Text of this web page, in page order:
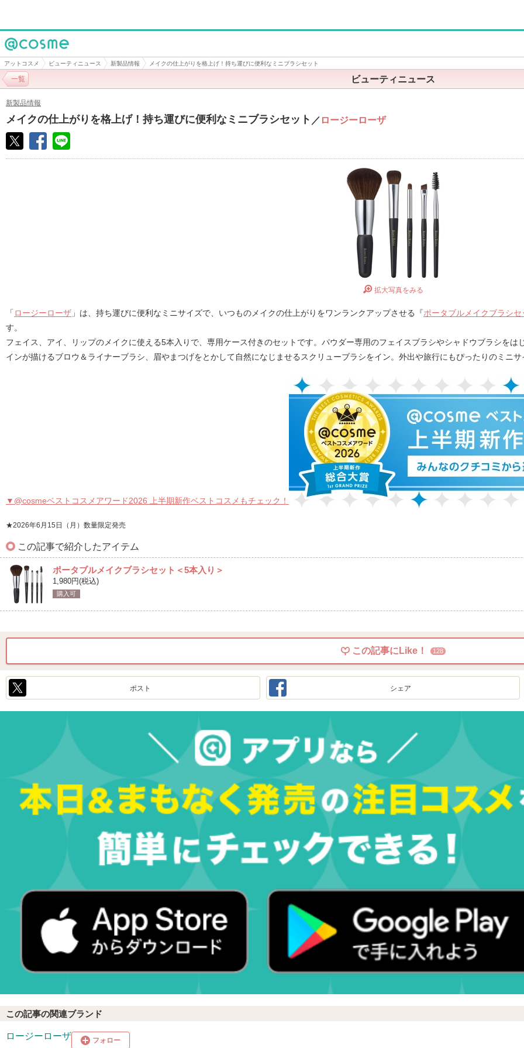
@cosme
アットコスメ ビューティニュース 新製品情報 メイクの仕上がりを格上げ！持ち運びに便利なミニブラシセット
ビューティニュース
一覧
新製品情報
メイクの仕上がりを格上げ！持ち運びに便利なミニブラシセット ／ ロージーローザ
拡大写真をみる
「 ロージーローザ 」は、持ち運びに便利なミニサイズで、いつものメイクの仕上がりをワンランクアップさせる『ポータブルメイクブラシ
す。
フェイス、アイ、リップのメイクに使える5本入りで、専用ケース付きのセットです。パウダー専用のフェイスブラシやシャドウブラシを
インが描けるブロウ＆ライナーブラシ、眉やまつげをとかして自然になじませるスクリューブラシをイン。外出や旅行にもぴったりのミニ
▼@cosmeベストコスメアワード2026 上半期新作ベストコスメもチェック！
★2026年6月15日（月）数量限定発売
この記事で紹介したアイテム
ポータブルメイクブラシセット＜5本入り＞
1,980円(税込)
購入可
この記事にLike！ 128
ポスト シェア
この記事の関連ブランド
ロージーローザ フォロー